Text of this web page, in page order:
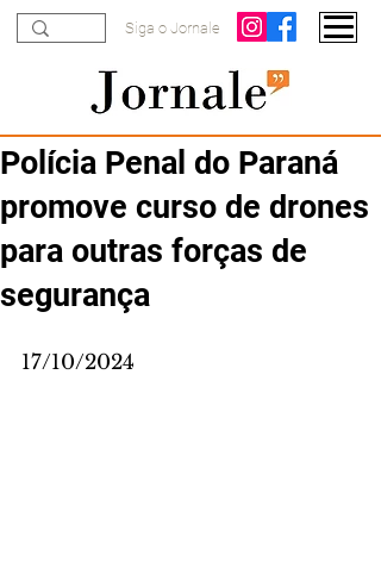
Siga o Jornale
Polícia Penal do Paraná
promove curso de drones
para outras forças de
segurança
17/10/2024